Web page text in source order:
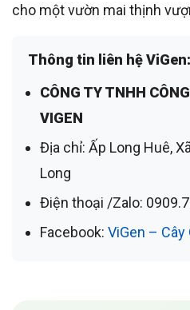
cho một vườn mai thịnh
Thông tin liên hệ ViGen:
CÔNG TY TNHH
VIGEN
Địa chỉ: Ấp Long Huê,
Long
Điện thoại /Zalo:
Facebook: ViGen – Cây